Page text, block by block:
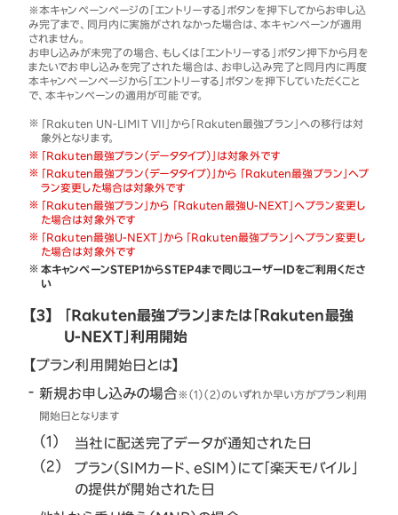
※本キャンペーンページの「エントリーする」ボタンを押下してからお申し込
み完了まで、同月内に実施がされなかった場合は、本キャンペーンが適用
されません。
お申し込みが未完了の場合、もしくは「エントリーする」ボタン押下から月を
またいでお申し込みを完了された場合は、お申し込み完了と同月内に再度
本キャンペーンページから「エントリーする」ボタンを押下していただくこと
で、本キャンペーンの適用が可能です。
「Rakuten UN-LIMIT VII」から「Rakuten最強プラン」への移行は対
象外となります。
「Rakuten最強プラン（データタイプ）」は対象外です
「Rakuten最強プラン（データタイプ）」から 「Rakuten最強プラン」へプ
ラン変更した場合は対象外です
「Rakuten最強プラン」から 「Rakuten最強U-NEXT」へプラン変更し
た場合は対象外です
「Rakuten最強U-NEXT」から 「Rakuten最強プラン」へプラン変更し
た場合は対象外です
本キャンペーンSTEP1からSTEP4まで同じユーザーIDをご利用くださ
い
【3】
「Rakuten最強プラン」または「Rakuten最強
U-NEXT」利用開始
【プラン利用開始日とは】
新規お申し込みの場合 ※（1）（2）のいずれか早い方がプラン利用
開始日となります
当社に配送完了データが通知された日
プラン（SIMカード、eSIM）にて「楽天モバイル」
の提供が開始された日